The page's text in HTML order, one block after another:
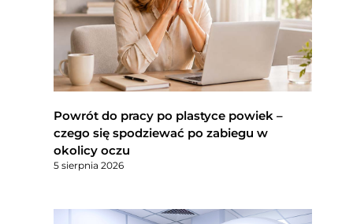
Powrót do pracy po plastyce powiek –
czego się spodziewać po zabiegu w
okolicy oczu
5 sierpnia 2026